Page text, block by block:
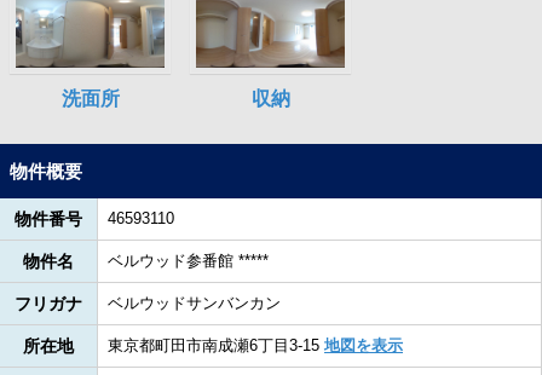
物件概要
物件番号 46593110
物件名 ベルウッド参番館 *****
フリガナ ベルウッドサンバンカン
所在地 東京都町田市南成瀬6丁目3-15 地図を表示